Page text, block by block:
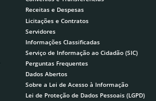
Receitas e Despesas
Licitações e Contratos
Servidores
Informações Classificadas
Serviço de Informação ao Cidadão (SIC)
Perguntas Frequentes
Dados Abertos
Sobre a Lei de Acesso à Informação
Lei de Proteção de Dados Pessoais (LGPD)